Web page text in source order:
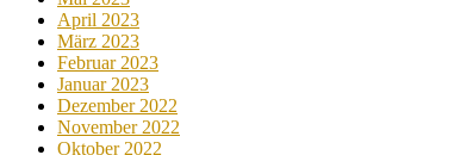
April 2023
März 2023
Februar 2023
Januar 2023
Dezember 2022
November 2022
Oktober 2022